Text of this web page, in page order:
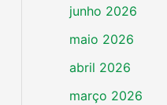
junho 2026
maio 2026
abril 2026
março 2026